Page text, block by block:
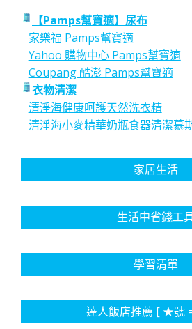
【Pamps幫寶適】尿布
家樂福 Pamps幫寶適
Yahoo 購物中心 Pamps幫寶適
Coupang 酷澎 Pamps幫寶適
衣物清潔
清淨海健康呵護天然洗衣精
清淨海小麥精華奶瓶食器清潔慕
家居生活
生活中省錢工
學習清單
達人飯店推薦 [ ★號